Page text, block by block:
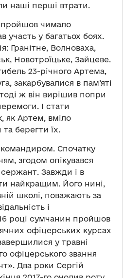
наші перші втрати.
пройшов чимало
участь у багатьох боях.
Гранітне, Волноваха,
Новотроїцьке, Зайцеве.
23-річного Артема,
закарбувалися в пам’яті
ж він вирішив попри
І стати
як Артем, вміло
берегти їх.
командиром. Спочатку
згодом опікувався
Завжди і в
найкращим. Його нині,
школі, поважають за
і
році сумчанин пройшов
офіцерських курсах
у травні
офіцерського звання
Два роки Сергій